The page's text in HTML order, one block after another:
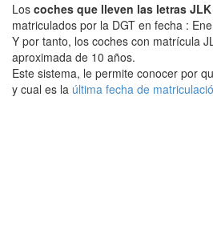
Los coches que lleven las letras JLK
matriculados por la DGT en fecha :
Y por tanto, los coches con matrícula
aproximada de 10 años.
Este sistema, le permite conocer por
y cual es la última fecha de